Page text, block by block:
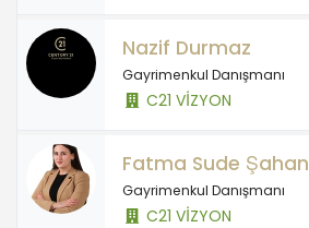
Nazif Durmaz
Gayrimenkul Danışmanı
C21 VİZYON
Fatma Sude Şahan
Gayrimenkul Danışmanı
C21 VİZYON